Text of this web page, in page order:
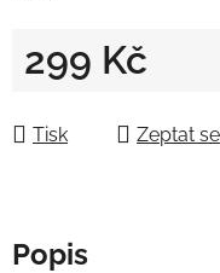
299 Kč
Tisk
Zeptat se
Popis